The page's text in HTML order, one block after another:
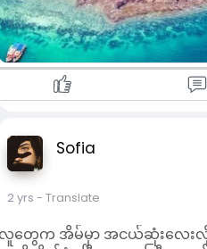
Kham🌴
Kham သည် Pattaya အနီးန
မ်းလန်းစိုပြေသောရေပြင်ကြီးနဲ့
ျောက်ဆောင်ငယ်များကြောင့်
ည်းရိုက်နိုင်ပါတယ်။Koh Kham
ချက်ကတော့ ဓါတ်ပုံရိုက်ရင်အရမ်
ယ်။လာရောက်လည်ပတ်သူများသည်
ဘာ၀အလှများကို Snorkeling
Kood🌴
Sofia
2 yrs - Translate
တွေက အိမ်မှာ အငယ်ဆုံးလေးလို့